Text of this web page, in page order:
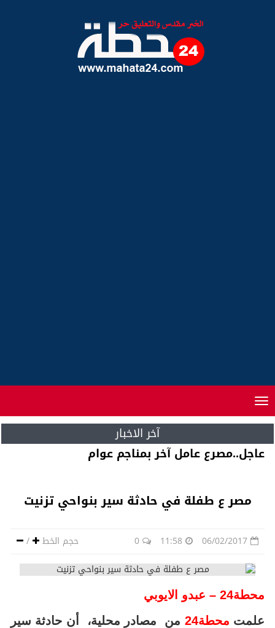
Toggle
navigation
آخر الاخبار
شراكة ما بين جهة الدار البيضاء سطات و جهة
مصر ع طفلة في حادثة سير بنواحي تزنيت
حجم الخط / 06/02/2017
11:58
0
محطة24 – عبدو الايوبي
علمت محطة24
من مصادر محلية، أن حادثة سير